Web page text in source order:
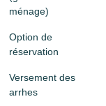
ménage)
Option de
réservation
Versement des
arrhes